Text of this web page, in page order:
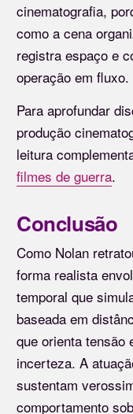
cinematografia,
como a cena
registra espaço e
operação em fluxo.
Para aprofundar
produção
leitura
filmes de guerra.
Conclusão
Como Nolan
forma realista
temporal que
baseada em
que orienta tensão
incerteza. A
sustentam
comportamento